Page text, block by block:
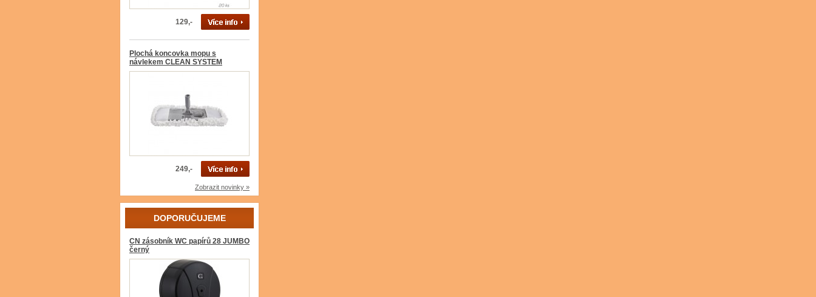
129,-
Plochá koncovka mopu s
návlekem CLEAN SYSTEM
249,-
Zobrazit novinky »
DOPORUČUJEME
CN zásobník WC papírů 28 JUMBO
černý